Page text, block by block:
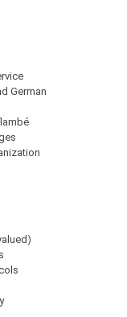
German